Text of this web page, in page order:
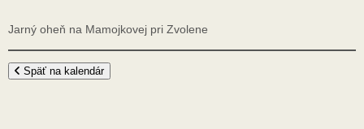
Jarný oheň na Mamojkovej pri Zvolene
Späť na kalendár